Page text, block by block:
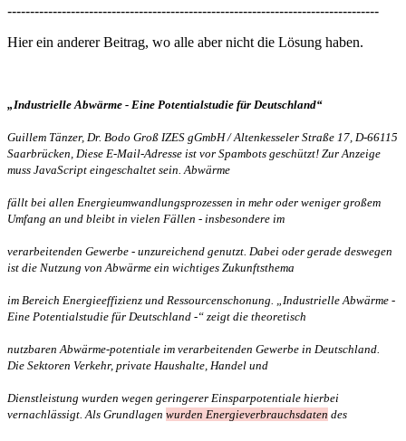
----------------------------------------------------------------------------------
Hier ein anderer Beitrag, wo alle aber nicht die Lösung haben.
„Industrielle Abwärme - Eine Potentialstudie für Deutschland“
Guillem Tänzer, Dr. Bodo Groß IZES gGmbH / Altenkesseler Straße 17, D-66115
Saarbrücken, Diese E-Mail-Adresse ist vor Spambots geschützt! Zur Anzeige
muss JavaScript eingeschaltet sein. Abwärme
fällt bei allen Energieumwandlungsprozessen in mehr oder weniger großem
Umfang an und bleibt in vielen Fällen - insbesondere im
verarbeitenden Gewerbe - unzureichend genutzt. Dabei oder gerade deswegen
ist die Nutzung von Abwärme ein wichtiges Zukunftsthema
im Bereich Energieeffizienz und Ressourcenschonung. „Industrielle Abwärme -
Eine Potentialstudie für Deutschland -“ zeigt die theoretisch
nutzbaren Abwärme-potentiale im verarbeitenden Gewerbe in Deutschland.
Die Sektoren Verkehr, private Haushalte, Handel und
Dienstleistung wurden wegen geringerer Einsparpotentiale hierbei
vernachlässigt. Als Grundlagen wurden Energieverbrauchsdaten des